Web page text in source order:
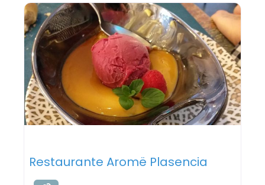
tecnología de vanguardia, es un referente
en el sector de la salud bucodental.
Servicios Dentales de Calidad Superior La
Clínica Dental Hernández Botejara ofrece
Restaurante Aromë Plasencia